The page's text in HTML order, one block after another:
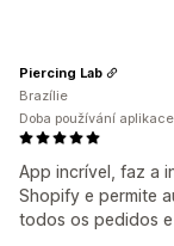
App incrível, faz a
Shopify e permite
todos os pedidos
Piercing Lab
Brazílie
Doba používání